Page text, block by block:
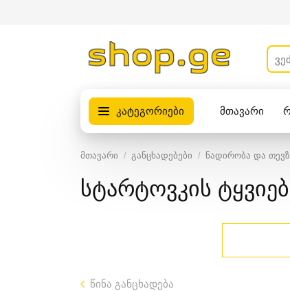
კატეგორიები მთავარი
მთავარი განცხადებები ნადირობა და
სტარტოვკის
წინა განცხადება